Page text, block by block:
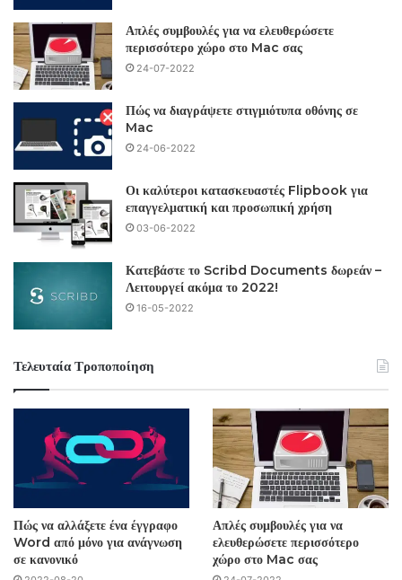
Απλές συμβουλές για να ελευθερώσετε
περισσότερο χώρο στο Mac σας
24-07-2022
Πώς να διαγράψετε στιγμιότυπα οθόνης σε
Mac
24-06-2022
Οι καλύτεροι κατασκευαστές Flipbook για
επαγγελματική και προσωπική χρήση
03-06-2022
Κατεβάστε το Scribd Documents δωρεάν –
Λειτουργεί ακόμα το 2022!
16-05-2022
Τελευταία Τροποποίηση
Πώς να αλλάξετε ένα έγγραφο
Word από μόνο για ανάγνωση
σε κανονικό
Απλές συμβουλές για να
ελευθερώσετε περισσότερο
χώρο στο Mac σας